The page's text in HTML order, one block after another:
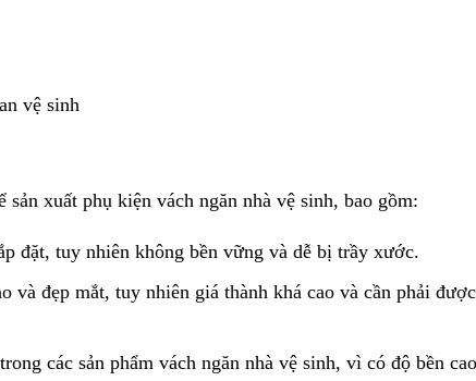
vệ sinh
xuất phụ kiện vách ngăn nhà vệ sinh, bao gồm:
đặt, tuy nhiên không bền vững và dễ bị trầy xước.
đẹp mắt, tuy nhiên giá thành khá cao và cần phải
các sản phẩm vách ngăn nhà vệ sinh, vì có độ bền